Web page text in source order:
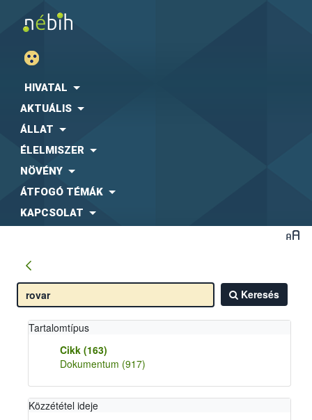
HIVATAL
AKTUÁLIS
ÁLLAT
ÉLELMISZER
NÖVÉNY
ÁTFOGÓ TÉMÁK
KAPCSOLAT
Keresés
Tartalomtípus
Cikk (163)
Dokumentum (917)
Közzététel ideje